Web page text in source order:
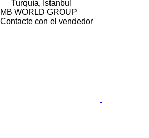
Turquía, İstanbul
MB WORLD GROUP
Contacte con el vendedor